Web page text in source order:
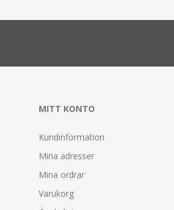
MITT KONTO
Kundinformation
Mina adresser
Mina ordrar
Varukorg